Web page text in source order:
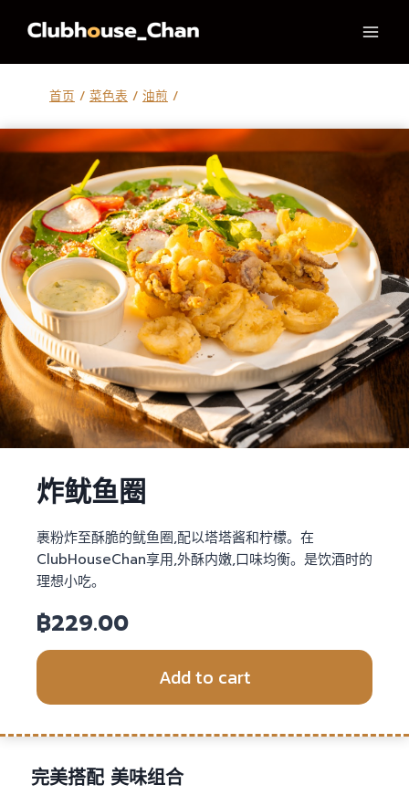
首页 / 菜色表 / 油煎 /
炸鱿鱼圈
裹粉炸至酥脆的鱿鱼圈,配以塔塔酱和柠檬。在
ClubHouseChan享用,外酥内嫩,口味均衡。是饮酒时的
理想小吃。
฿229.00
Add to cart
完美搭配 美味组合